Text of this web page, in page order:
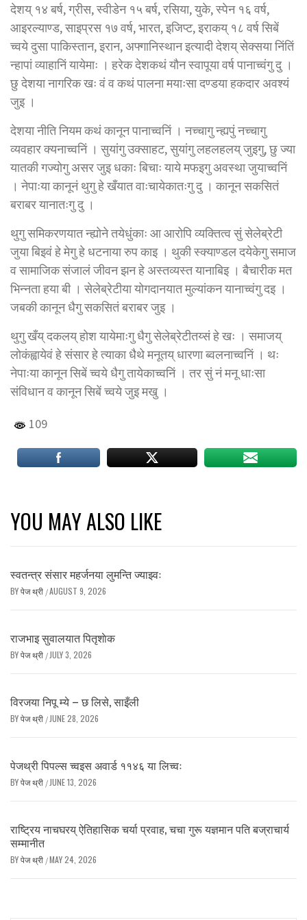
देशय् १४ बर्ष, ग्रीस, स्वीडेन १५ बर्ष, रसिया, युके, स्पेन १६ वर्ष,
आइरल्याण्ड, साइप्रस १७ वर्ष, भारत, इजिप्ट, इराकय् १८ वर्ष सिबें
च्वये दुसा पाकिस्तान, इरान, अफ्गानिस्थान इत्यादी देशय् सेक्सया निंतिं
न्हापां व्याहानिं यायेमाः । हरेक देशकथं यौन स्वापूया वर्ष पानाच्वंगु दु ।
छु देशया नागरिक खः वं व कथं पालना मयाःसा दण्डया हकदार अवश्यं
जुइ ।
देशया नीति नियम कथं कानून पानाच्वनिं । नच्चागु न्ह्यपुं नच्चागु
व्यवहार क्यनाच्वनिं । सुयांगु उक्साहट, सुयांगु लहलहलय् जुइगु, छु ज्या
यातकी गज्योगु असर जुइ धकाः बिचाः याये मफइगु अवस्था जुयाच्वनिं
। नेपाःया कानूनं थुगु हे खँयात वाःचायेकातःगु दु । कानून सकसितं
बराबर यानातःगु दु ।
थुगु समिकरणयात न्ह्योने तयेधुंकाः आ आरोपि व्यक्तित्व सुं सेलेब्रेटी
जुया बिइवं हे मेगु हे धटनाया रुप काइ । थुकी स्क्याण्डल दयेकेगु समाज
व सामाजिक संजालं जीवन झन हे अस्तव्यस्त यानाबिइ । बैचारीक मत
भिन्नता हया बी । सेलेब्रेटीया योगदानयात मुल्यांकन यानाच्वंगु दइ ।
जबकी कानून धैगु सकसितं बराबर जुइ ।
थुगु खँय् दकलय् होश यायेमाःगु धैगु सेलेब्रेटीतय्सं हे खः । समाजय्
लोकंह्वायेवं हे संसार हे त्याका धैथे मनूतय् धारणा ब्वलनाच्वनिं । थः
नेपाःया कानून सिबें च्वये धैगु तायेकाच्वनिं । तर सुं नं मनू धाःसा
संविधान व कानून सिबें च्वये जुइ मखु ।
109
YOU MAY ALSO LIKE
स्वतन्त्र संसार महर्जनया लुमन्ति ज्याझ्वः
BYपेज थ्री /AUGUST 9, 2026
राजभाइ सुवालयात पितृशाेक
BYपेज थ्री / JULY 3, 2026
विरजया निपू म्ये – छ लिसे, साइँली
BYपेज थ्री / JUNE 28, 2026
पेजथ्री पिपल्स च्वइस अवार्ड ११४६ या लिच्वः
BYपेज थ्री / JUNE 13, 2026
राष्ट्रिय नाचघरय् ऐतिहासिक चर्या प्रवाह, चचा गुरू यज्ञमान पति बज्राचार्य
सम्मानीत
BYपेज थ्री /MAY 24, 2026